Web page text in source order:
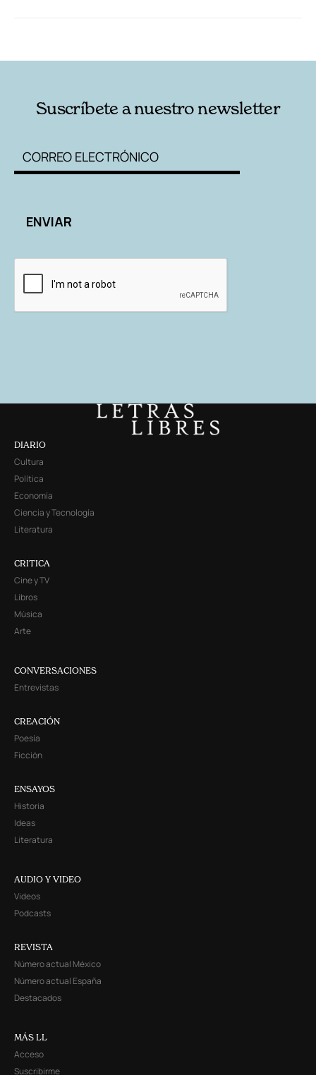
Suscríbete a nuestro newsletter
DIARIO
Cultura
Política
Economía
Ciencia y Tecnología
Literatura
CRITICA
Cine y TV
Libros
Música
Arte
CONVERSACIONES
Entrevistas
CREACIÓN
Poesía
Ficción
ENSAYOS
Historia
Ideas
Literatura
AUDIO Y VIDEO
Videos
Podcasts
REVISTA
Número actual México
Número actual España
Destacados
MÁS LL
Acceso
Suscribirme